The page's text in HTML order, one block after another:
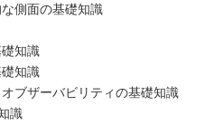
側面の基礎知識
知識
知識
ブザーバビリティの基礎知識
識